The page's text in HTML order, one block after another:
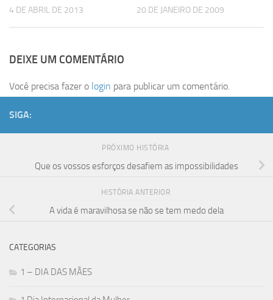
4 DE ABRIL DE 2013 20 DE JANEIRO DE 2009
DEIXE UM COMENTÁRIO
Você precisa fazer o login para publicar um comentário.
SIGA:
PRÓXIMO HISTÓRIA
Que os vossos esforços desafiem as impossibilidades
HISTÓRIA ANTERIOR
A vida é maravilhosa se não se tem medo dela
CATEGORIAS
1 – DIA DAS MÃES